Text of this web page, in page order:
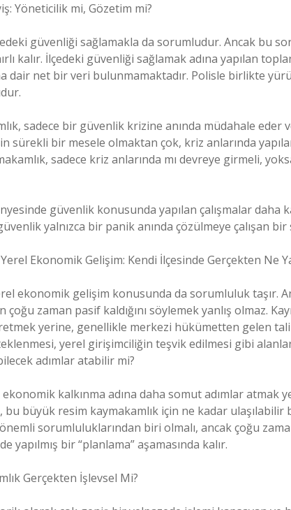
Yöneticilik mi, Gözetim mi?
güvenliği sağlamakla da sorumludur. Ancak bu
kalır. İlçedeki güvenliği sağlamak adına yapılan
dair net bir veri bulunmamaktadır. Polisle birlikte
sadece bir güvenlik krizine anında müdahale eder
sürekli bir mesele olmaktan çok, kriz anlarında
sadece kriz anlarında mı devreye girmeli,
güvenlik konusunda yapılan çalışmalar daha
yalnızca bir panik anında çözülmeye çalışan
Ekonomik Gelişim: Kendi İlçesinde Gerçekten Ne
ekonomik gelişim konusunda da sorumluluk taşır.
çoğu zaman pasif kaldığını söylemek yanlış olmaz.
yerine, genellikle merkezi hükümetten gelen
yerel girişimciliğin teşvik edilmesi gibi
adımlar atabilir mi?
ekonomik kalkınma adına daha somut adımlar atmak
bu büyük resim kaymakamlık için ne kadar ulaşılabilir
sorumluluklarından biri olmalı, ancak çoğu
yapılmış bir “planlama” aşamasında kalır.
Gerçekten İşlevsel Mi?